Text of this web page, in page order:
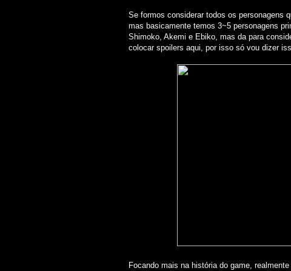
Se formos considerar todos os personagens
mas basicamente temos 3~5 personagens
Shimoko, Akemi e Ebiko, mas da para
colocar spoilers aqui, por isso só vou dizer
Focando mais na história do game,